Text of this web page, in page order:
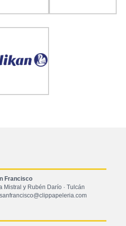
Francisco
Mistral y Rubén Darío · Tulcán